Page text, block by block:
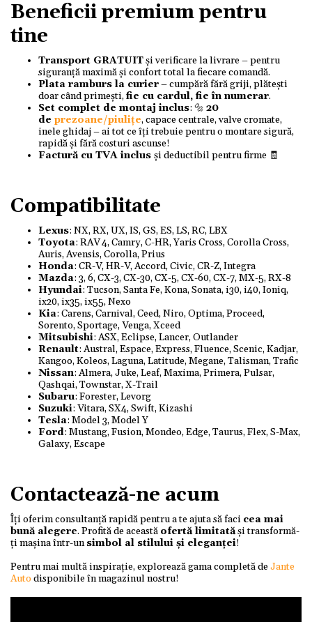
Beneficii premium pentru
tine
Transport GRATUITși verificare la livrare – pentru
siguranță maximă și confort total la fiecare comandă.
Plata ramburs la curier– cumpără fără griji, plătești
doar când primești,fie cu cardul, fie în numerar.
Set complet de montaj inclus: 🔩 20
de prezoane/piulițe, capace centrale, valve cromate,
inele ghidaj – ai tot ce îți trebuie pentru o montare sigură,
rapidă și fără costuri ascunse!
Factură cu TVA inclus și deductibil pentru firme 🧾
Compatibilitate
Lexus: NX, RX, UX, IS, GS, ES, LS, RC, LBX
Toyota: RAV 4, Camry, C-HR, Yaris Cross, Corolla Cross,
Auris, Avensis, Corolla, Prius
Honda: CR-V, HR-V, Accord, Civic, CR-Z, Integra
Mazda: 3, 6, CX-3, CX-30, CX-5, CX-60, CX-7, MX-5, RX-8
Hyundai: Tucson, Santa Fe, Kona, Sonata, i30, i40, Ioniq,
ix20, ix35, ix55, Nexo
Kia: Carens, Carnival, Ceed, Niro, Optima, Proceed,
Sorento, Sportage, Venga, Xceed
Mitsubishi: ASX, Eclipse, Lancer, Outlander
Renault: Austral, Espace, Express, Fluence, Scenic, Kadjar,
Kangoo, Koleos, Laguna, Latitude, Megane, Talisman, Trafic
Nissan: Almera, Juke, Leaf, Maxima, Primera, Pulsar,
Qashqai, Townstar, X-Trail
Subaru: Forester, Levorg
Suzuki: Vitara, SX4, Swift, Kizashi
Tesla: Model 3, Model Y
Ford: Mustang, Fusion, Mondeo, Edge, Taurus, Flex, S-Max,
Galaxy, Escape
Contactează-ne acum
Îți oferim consultanță rapidă pentru a te ajuta să faci cea mai
bună alegere. Profită de această ofertă limitatăși transformă-
ți mașina într-unsimbol al stilului și eleganței!
Pentru mai multă inspirație, explorează gama completă deJante
Autodisponibile în magazinul nostru!